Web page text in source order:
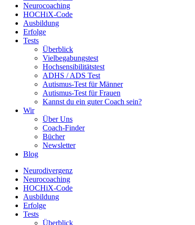
Neurocoaching
HOCHiX-Code
Ausbildung
Erfolge
Tests
Überblick
Vielbegabungstest
Hochsensibilitätstest
ADHS / ADS Test
Autismus-Test für Männer
Autismus-Test für Frauen
Kannst du ein guter Coach sein?
Wir
Über Uns
Coach-Finder
Bücher
Newsletter
Blog
Neurodivergenz
Neurocoaching
HOCHiX-Code
Ausbildung
Erfolge
Tests
Überblick